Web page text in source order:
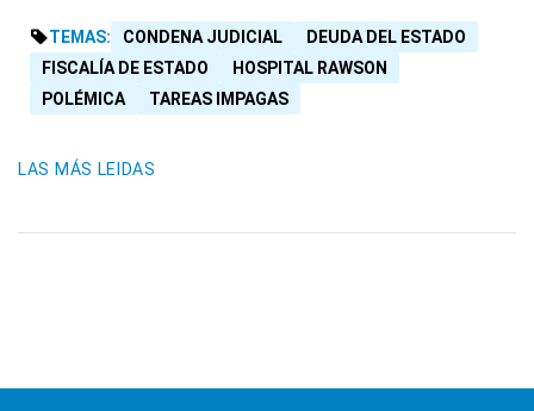
TEMAS: CONDENA JUDICIAL
DEUDA DEL ESTADO
FISCALÍA DE ESTADO
HOSPITAL RAWSON
POLÉMICA
TAREAS IMPAGAS
LAS MÁS LEIDAS